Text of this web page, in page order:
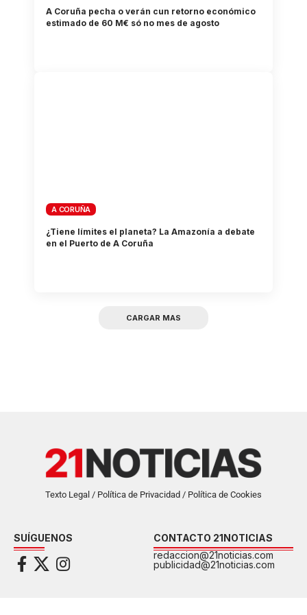
A Coruña pecha o verán cun retorno económico
estimado de 60 M€ só no mes de agosto
A CORUÑA
¿Tiene límites el planeta? La Amazonía a debate
en el Puerto de A Coruña
CARGAR MAS
Texto Legal / Política de Privacidad / Política de Cookies
SUÍGUENOS
CONTACTO 21NOTICIAS
redaccion@21noticias.com
publicidad@21noticias.com